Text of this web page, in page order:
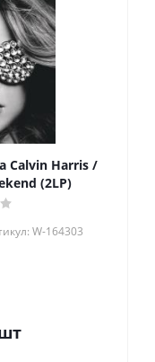
Calvin Harris /
(2LP)
W-164303